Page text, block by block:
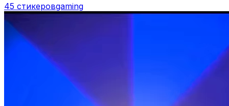
45 стикеровgaming